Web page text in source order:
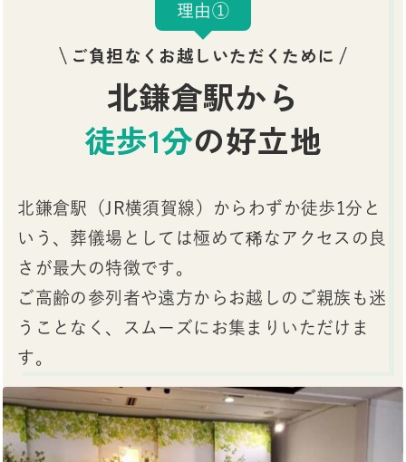
理由①
ご負担なくお越しいただくために
北鎌倉駅から
徒歩1分の好立地
北鎌倉駅（JR横須賀線）からわずか徒歩1分と
いう、葬儀場としては極めて稀なアクセスの良
さが最大の特徴です。
ご高齢の参列者や遠方からお越しのご親族も迷
うことなく、スムーズにお集まりいただけま
す。